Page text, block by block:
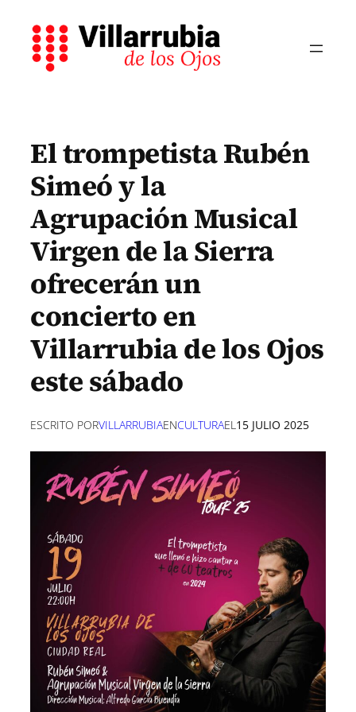
contenido
El trompetista Rubén
Simeó y la
Agrupación Musical
Virgen de la Sierra
ofrecerán un
concierto en
Villarrubia de los Ojos
este sábado
ESCRITO PORVILLARRUBIAENCULTURAEL15 JULIO 2025